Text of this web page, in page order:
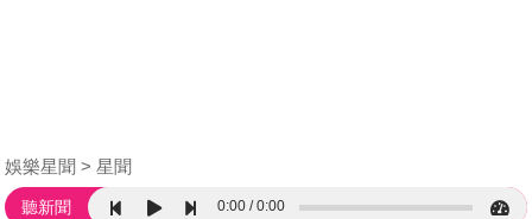
娛樂星聞 星聞
聽新聞 0:00 0:00